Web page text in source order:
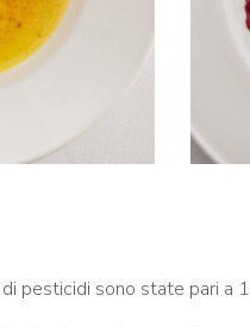
pesticidi sono state pari a